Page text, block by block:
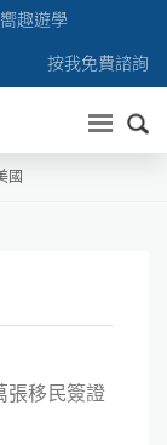
嚮趣遊學
按我免費諮詢
送出
國
張移民簽證